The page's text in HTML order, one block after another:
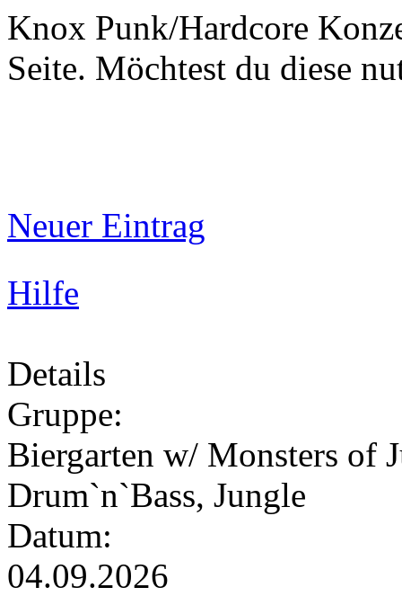
Knox Punk/Hardcore
Seite. Möchtest du diese
Neuer Eintrag
Hilfe
Details
Gruppe:
Biergarten w/ Monsters of
Drum`n`Bass, Jungle
Datum:
04.09.2026